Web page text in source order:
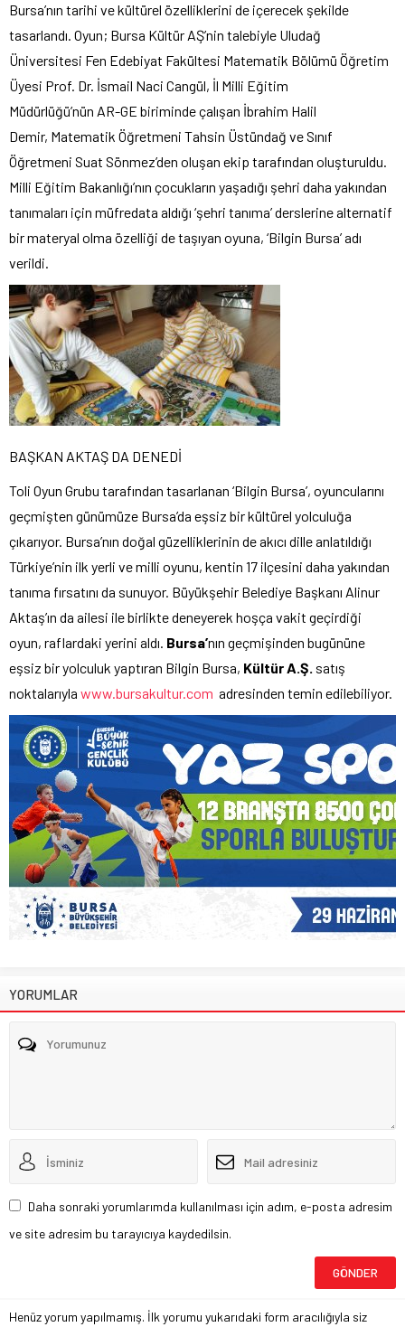
Bursa’nın tarihi ve kültürel özelliklerini de içerecek şekilde
tasarlandı. Oyun; Bursa Kültür AŞ’nin talebiyle Uludağ
Üniversitesi Fen Edebiyat Fakültesi Matematik Bölümü Öğretim
Üyesi Prof. Dr. İsmail Naci Cangül, İl Milli Eğitim
Müdürlüğü’nün AR-GE biriminde çalışan İbrahim Halil
Demir, Matematik Öğretmeni Tahsin Üstündağ ve Sınıf
Öğretmeni Suat Sönmez’den oluşan ekip tarafından oluşturuldu.
Milli Eğitim Bakanlığı’nın çocukların yaşadığı şehri daha yakından
tanımaları için müfredata aldığı ‘şehri tanıma’ derslerine alternatif
bir materyal olma özelliği de taşıyan oyuna, ‘Bilgin Bursa’ adı
verildi.
BAŞKAN AKTAŞ DA DENEDİ
Toli Oyun Grubu tarafından tasarlanan ‘Bilgin Bursa’, oyuncularını
geçmişten günümüze Bursa’da eşsiz bir kültürel yolculuğa
çıkarıyor. Bursa’nın doğal güzelliklerinin de akıcı dille anlatıldığı
Türkiye’nin ilk yerli ve milli oyunu, kentin 17 ilçesini daha yakından
tanıma fırsatını da sunuyor. Büyükşehir Belediye Başkanı Alinur
Aktaş’ın da ailesi ile birlikte deneyerek hoşça vakit geçirdiği
oyun, raflardaki yerini aldı. Bursa’nın geçmişinden bugününe
eşsiz bir yolculuk yaptıran Bilgin Bursa, Kültür A.Ş. satış
noktalarıyla www.bursakultur.com adresinden temin edilebiliyor.
YORUMLAR
Daha sonraki yorumlarımda kullanılması için adım, e-posta adresim
ve site adresim bu tarayıcıya kaydedilsin.
Henüz yorum yapılmamış. İlk yorumu yukarıdaki form aracılığıyla siz